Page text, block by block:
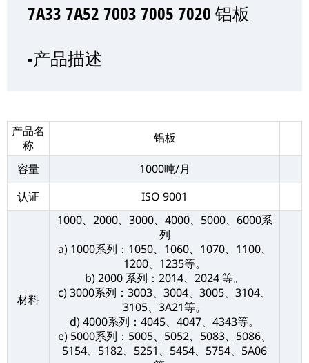
7A33 7A52 7003 7005 7020 铝板
-产品描述
产品名
称
铝板
容量
1000吨/月
认证
ISO 9001
材料
1000、2000、3000、4000、5000、6000系
列
a) 1000系列：1050、1060、1070、1100、
1200、1235等。
b) 2000 系列：2014、2024 等。
c) 3000系列：3003、3004、3005、3104、
3105、3A21等。
d) 4000系列：4045、4047、4343等。
e) 5000系列：5005、5052、5083、5086、
5154、5182、5251、5454、5754、5A06
7A33 7A52 7003 7005 7020 铝板
—产品展示
7A33 7A52 7003 7005 7020 铝板
-厂房
7A33 7A52 7003 7005 7020 铝板
-产品包装